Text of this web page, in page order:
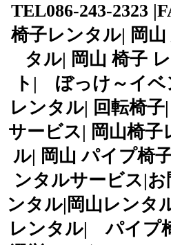
TEL086-243-2323
椅子レンタル| 岡
タル| 岡山 椅子
ト| ぼっけ～イ
レンタル| 回転椅
サービス| 岡山椅
ル| 岡山 パイプ椅
ンタルサービス|
ンタル|岡山レン
レンタル| パイプ